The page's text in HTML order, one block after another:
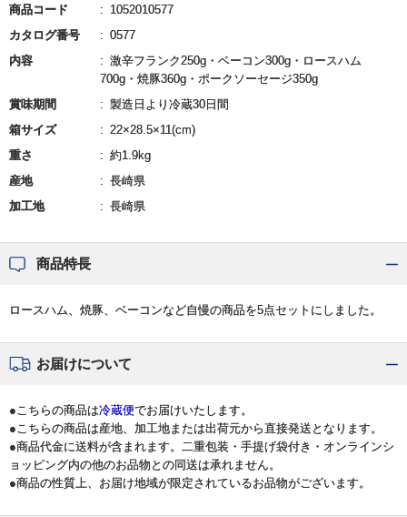
商品コード
1052010577
カタログ番号
0577
内容
激辛フランク250g・ベーコン300g・ロースハム
700g・焼豚360g・ポークソーセージ350g
賞味期間
製造日より冷蔵30日間
箱サイズ
22×28.5×11(cm)
重さ
約1.9kg
産地
長崎県
加工地
長崎県
商品特長
ロースハム、焼豚、ベーコンなど自慢の商品を5点セットにしました。
お届けについて
●こちらの商品は冷蔵便でお届けいたします。
●こちらの商品は産地、加工地または出荷元から直接発送となります。
●商品代金に送料が含まれます。二重包装・手提げ袋付き・オンラインシ
ョッピング内の他のお品物との同送は承れません。
●商品の性質上、お届け地域が限定されているお品物がございます。